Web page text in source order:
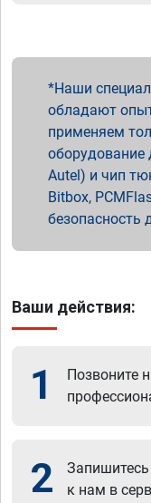
Наши
обладают
применяем
оборудование
Autel) и чип
Bitbox,
безопасность
Ваши действия:
1 Позвоните
2
к нам в